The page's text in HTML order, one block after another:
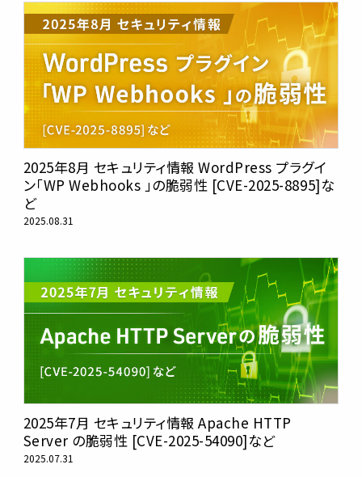
2025年8月 セキュリティ情報 WordPress プラグイ
ン「WP Webhooks 」の脆弱性 [CVE-2025-8895]な
ど
2025.08.31
2025年7月 セキュリティ情報 Apache HTTP
Server の脆弱性 [CVE-2025-54090]など
2025.07.31